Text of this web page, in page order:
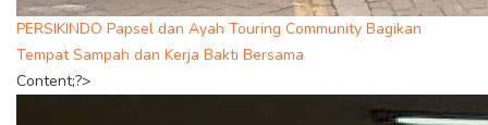
PERSIKINDO Papsel dan Ayah Touring Community Bagikan
Tempat Sampah dan Kerja Bakti Bersama
Content;?>